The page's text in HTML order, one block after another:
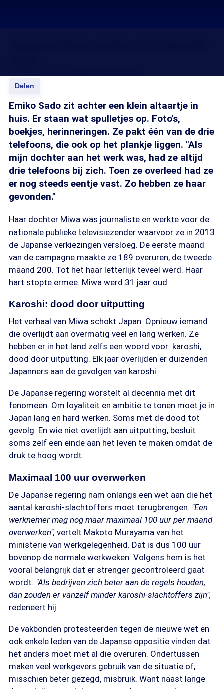
Delen
Emiko Sado zit achter een klein altaartje in
huis. Er staan wat spulletjes op. Foto's,
boekjes, herinneringen. Ze pakt één van de drie
telefoons, die ook op het plankje liggen. "Als
mijn dochter aan het werk was, had ze altijd
drie telefoons bij zich. Toen ze overleed had ze
er nog steeds eentje vast. Zo hebben ze haar
gevonden."
Haar dochter Miwa was journaliste en werkte voor de
nationale publieke televisiezender waarvoor ze in 2013
de Japanse verkiezingen versloeg. De eerste maand
van de campagne maakte ze 189 overuren, de tweede
maand 200. Tot het haar letterlijk teveel werd. Haar
hart stopte ermee. Miwa werd 31 jaar oud.
Karoshi: dood door uitputting
Het verhaal van Miwa schokt Japan. Opnieuw iemand
die overlijdt aan overmatig veel en lang werken. Ze
hebben er in het land zelfs een woord voor: karoshi,
dood door uitputting. Elk jaar overlijden er duizenden
Japanners aan de gevolgen van karoshi.
De Japanse regering worstelt al decennia met dit
fenomeen. Om loyaliteit en ambitie te tonen moet je in
Japan lang en hard werken. Soms met de dood tot
gevolg. En wie niet overlijdt aan uitputting, besluit
soms zelf een einde aan het leven te maken omdat de
druk te hoog wordt.
Maximaal 100 uur overwerken
De Japanse regering nam onlangs een wet aan die het
aantal karoshi-slachtoffers moet terugbrengen. "Een
werknemer mag nog maar maximaal 100 uur per maand
overwerken", vertelt Makoto Murayama van het
ministerie van werkgelegenheid. Dat is dus 100 uur
bovenop de normale werkweken. Volgens hem is het
vooral belangrijk dat er strenger gecontroleerd gaat
wordt. "Als bedrijven zich beter aan de regels houden,
dan zouden er vanzelf minder karoshi-slachtoffers zijn",
redeneert hij.
De vakbonden protesteerden tegen de nieuwe wet en
ook enkele leden van de Japanse oppositie vinden dat
het anders moet met al die overuren. Ondertussen
maken veel werkgevers gebruik van de situatie of,
misschien beter gezegd, misbruik. Want naast lange